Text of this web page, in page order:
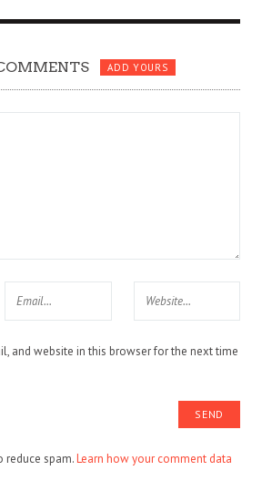
ADD YOURS
and website in this browser for the next time
reduce spam.Learn how your comment data